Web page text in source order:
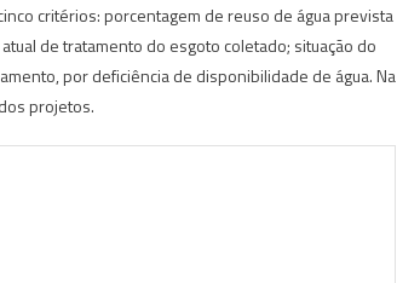
critérios: porcentagem de reuso de água prevista
de tratamento do esgoto coletado; situação do
por deficiência de disponibilidade de água. Na
projetos.